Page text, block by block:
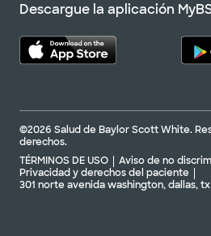
Descargue la aplicación
©2026 Salud de Baylor Scott White.
derechos.
TÉRMINOS DE USO
Aviso de no
Privacidad y derechos del paciente
301 norte avenida washington, dallas,